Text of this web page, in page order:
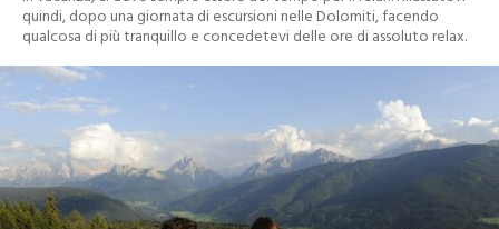
quindi, dopo una giornata di escursioni nelle Dolomiti, facendo
qualcosa di più tranquillo e concedetevi delle ore di assoluto relax.